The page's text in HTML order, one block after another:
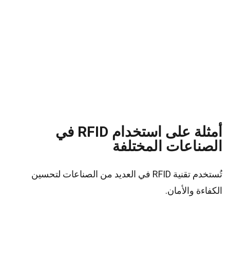
أمثلة على استخدام RFID في
الصناعات المختلفة
تُستخدم تقنية RFID في العديد من الصناعات لتحسين
الكفاءة والأمان.